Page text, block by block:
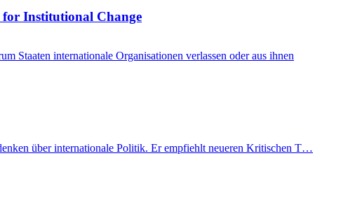
Institutional Change
Staaten internationale Organisationen verlassen oder aus ihnen
über internationale Politik. Er empfiehlt neueren Kritischen T…